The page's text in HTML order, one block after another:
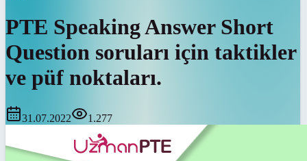
PTE Speaking Answer Short
Question soruları için taktikler
ve püf noktaları.
31.07.2022 1.277